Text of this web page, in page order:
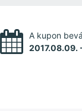
A kupon
2017.08.09.